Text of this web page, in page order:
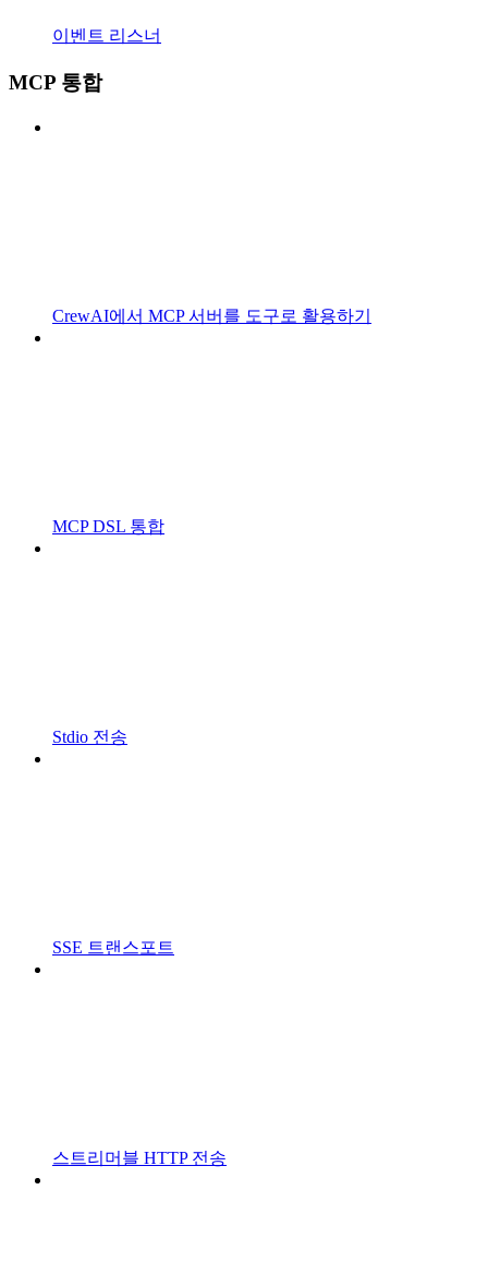
이벤트 리스너
MCP 통합
CrewAI에서 MCP 서버를 도구로 활용하기
MCP DSL 통합
Stdio 전송
SSE 트랜스포트
스트리머블 HTTP 전송